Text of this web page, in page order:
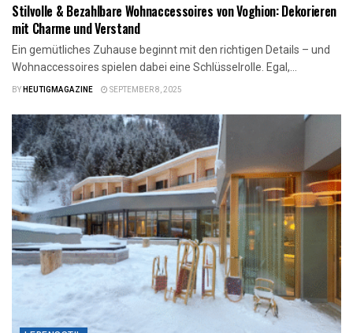
Stilvolle & Bezahlbare Wohnaccessoires von Voghion: Dekorieren
mit Charme und Verstand
Ein gemütliches Zuhause beginnt mit den richtigen Details – und
Wohnaccessoires spielen dabei eine Schlüsselrolle. Egal,...
BYHEUTIGMAGAZINE SEPTEMBER 8, 2025